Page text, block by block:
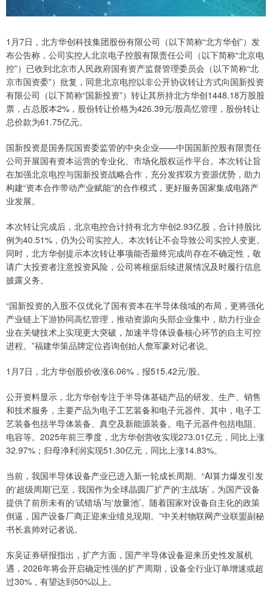
1月7日，北方华创科技集团股份有限公司（以下简称“北方华创”）发
布公告称，公司实控人北京电子控股有限责任公司（以下简称“北京电
控”）已收到北京市人民政府国有资产监督管理委员会（以下简称“北
京市国资委”）批复，同意北京电控以非公开协议转让方式向国新投资
有限公司（以下简称“国新投资”）转让其所持北方华创1448.18万股股
票，占总股本2%，股份转让价格为426.39元/股高忆管理，股份转让
总价款为61.75亿元。
国新投资是国务院国资委监管的中央企业——中国国新控股有限责任
公司开展国有资本运营的专业化、市场化股权运作平台。本次转让旨
在加强北京电控与国新投资战略合作，充分发挥双方资源优势，助力
构建“资本合作带动产业赋能”的合作模式，更好服务国家集成电路产
业发展。
本次转让完成后，北京电控合计持有北方华创2.93亿股，合计持股比
例为40.51%，仍为公司实控人。本次转让不会导致公司实控人变更。
同时，北方华创提示本次转让事项能否最终完成尚存在不确定性，敬
请广大投资者注意投资风险，公司将根据后续进展情况及时履行信息
披露义务。
“国新投资的入股不仅优化了国有资本在半导体领域的布局，更将强化
产业链上下游协同高忆管理，推动资源向头部企业集中，助力行业企
业在关键技术上实现更大突破，加速半导体设备核心环节的自主可控
进程。”福建华策品牌定位咨询创始人詹军豪对记者说。
1月7日，北方华创股价收涨6.06%，报515.42元/股。
公开资料显示，北方华创专注于半导体基础产品的研发、生产、销售
和技术服务，主要产品为电子工艺装备和电子元器件。其中，电子工
艺装备包括半导体装备、真空及新能源装备。电子元器件包括电阻、
电容等。2025年前三季度，北方华创营收实现273.01亿元，同比上涨
32.97%；归母净利润实现51.30亿元，同比上涨14.83%。
当前，我国半导体设备产业已进入新一轮成长周期。“AI算力爆发引发
的‘超级周期’已至，我国作为全球晶圆厂扩产的‘主战场’，为国产设备
提供了前所未有的‘试错场’与‘放量池’。随着国家对设备自主化的政策
倒逼，国产设备厂商正迎来业绩兑现期。”中关村物联网产业联盟副秘
书长袁帅对记者说。
东吴证券研报指出，扩产方面，国产半导体设备迎来历史性发展机
遇，2026年将会开启确定性强的扩产周期，设备全行业订单增速或超
过30%，有望达到50%以上。